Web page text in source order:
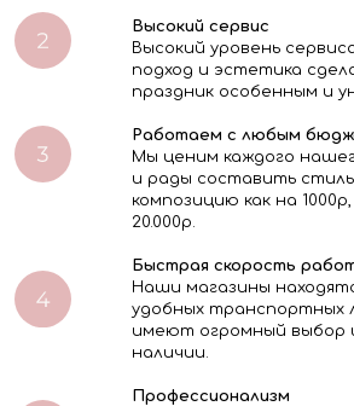
Высокий сервис
Высокий уровень
подход и эстетика
праздник особенным и
Работаем с любым
Мы ценим каждого
и рады составить
композицию как на
20.000р.
Быстрая скорость
Наши магазины
удобных транспортных
имеют огромный выбор
наличии.
Профессионализм